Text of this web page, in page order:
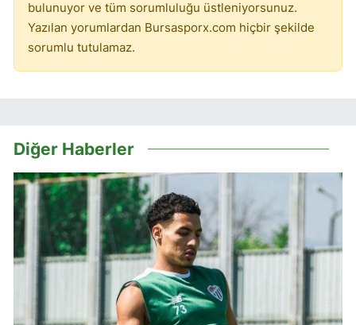
bulunuyor ve tüm sorumluluğu üstleniyorsunuz.
Yazılan yorumlardan Bursasporx.com hiçbir şekilde
sorumlu tutulamaz.
Diğer Haberler